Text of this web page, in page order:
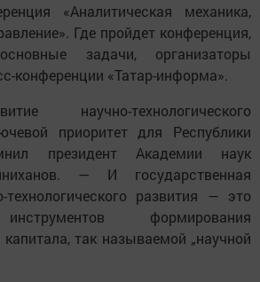
«Аналитическая механика,
Где пройдет конференция,
задачи, организаторы
конференции «Татар-информа».
научно-технологического
приоритет для Республики
президент Академии наук
— И государственная
развития — это
формирования
капитала, так называемой „научной